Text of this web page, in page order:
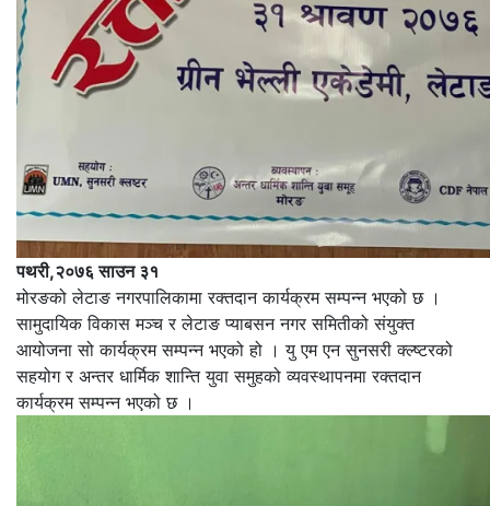
पथरी,२०७६ साउन ३१
मोरङको लेटाङ नगरपालिकामा रक्तदान कार्यक्रम सम्पन्न भएको छ ।
सामुदायिक विकास मञ्च र लेटाङ प्याबसन नगर समितीको संयुक्त
आयोजना सो कार्यक्रम सम्पन्न भएको हो । यु एम एन सुनसरी क्ल्ष्टरको
सहयोग र अन्तर धार्मिक शान्ति युवा समुहको व्यवस्थापनमा रक्तदान
कार्यक्रम सम्पन्न भएको छ ।